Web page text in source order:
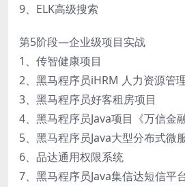
9、ELK高级搜索
第5阶段—企业级项目实战
1、传智健康项目
2、黑马程序员iHRM 人力资源管
3、黑马程序员好客租房项目
4、黑马程序员Java项目《万信金
5、黑马程序员Java大型分布式微
6、品达通用权限系统
7、黑马程序员Java集信达短信平